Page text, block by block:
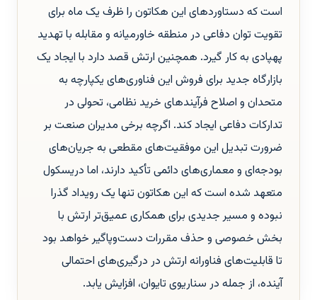
است که دستاوردهای این هکاتون را ظرف یک ماه برای
تقویت توان دفاعی در منطقه خاورمیانه و مقابله با تهدید
پهپادی به کار گیرد. همچنین ارتش قصد دارد با ایجاد یک
بازارگاه جدید برای فروش این فناوری‌های یکپارچه به
متحدان و اصلاح فرآیندهای خرید نظامی، تحولی در
تدارکات دفاعی ایجاد کند. اگرچه برخی مدیران صنعت بر
ضرورت تبدیل این موفقیت‌های مقطعی به جریان‌های
بودجه‌ای و معماری‌های دائمی تأکید دارند، اما دریسکول
متعهد شده است که این هکاتون تنها یک رویداد گذرا
نبوده و مسیر جدیدی برای همکاری عمیق‌تر ارتش با
بخش خصوصی و حذف مقررات دست‌وپاگیر خواهد بود
تا قابلیت‌های فناورانه ارتش در درگیری‌های احتمالی
آینده، از جمله در سناریوی تایوان، افزایش یابد.